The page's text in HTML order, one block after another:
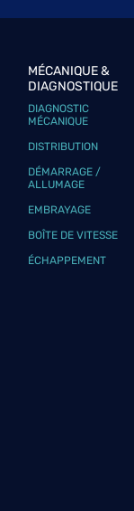
MÉCANIQUE &
DIAGNOSTIQUE
DIAGNOSTIC
MÉCANIQUE
DISTRIBUTION
DÉMARRAGE /
ALLUMAGE
EMBRAYAGE
BOÎTE DE VITESSE
ÉCHAPPEMENT